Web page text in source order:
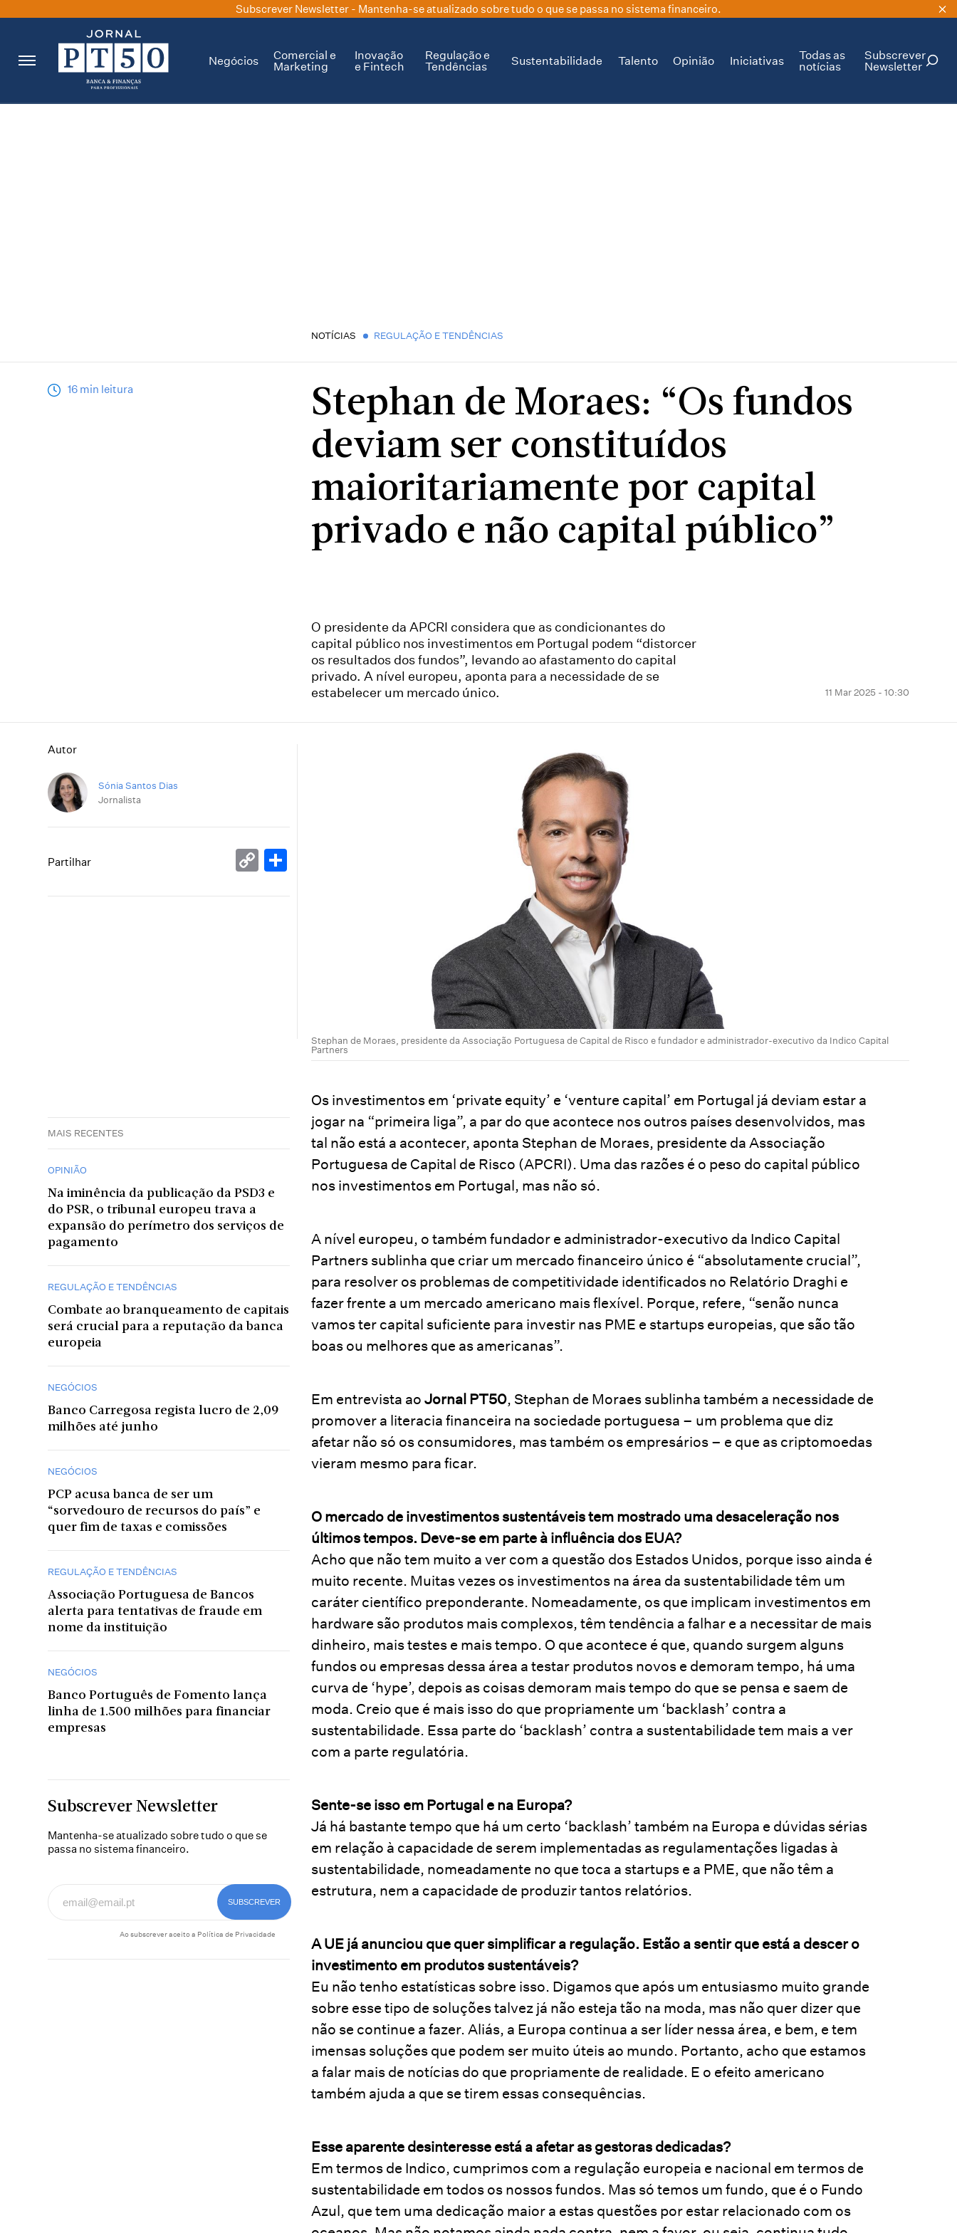
Subscrever Newsletter - Mantenha-se atualizado sobre tudo o que se passa no sistema financeiro.
Negócios
Comercial e
Marketing
Inovação
e Fintech
Regulação e
Tendências
Sustentabilidade Talento Opinião Iniciativas
Todas as
notícias
Subscrever
Newsletter
NOTÍCIAS REGULAÇÃO E TENDÊNCIAS
16 min leitura
Stephan de Moraes: “Os fundos
deviam ser constituídos
maioritariamente por capital
privado e não capital público”
O presidente da APCRI considera que as condicionantes do
capital público nos investimentos em Portugal podem “distorcer
os resultados dos fundos”, levando ao afastamento do capital
privado. A nível europeu, aponta para a necessidade de se
estabelecer um mercado único.
11 Mar 2025 - 10:30
Autor
Sónia Santos Dias
Jornalista
Partilhar
Copy
MAIS RECENTES
OPINIÃO
Na iminência da publicação da PSD3 e
do PSR, o tribunal europeu trava a
expansão do perímetro dos serviços de
pagamento
REGULAÇÃO E TENDÊNCIAS
Combate ao branqueamento de capitais
será crucial para a reputação da banca
europeia
NEGÓCIOS
Banco Carregosa regista lucro de 2,09
milhões até junho
NEGÓCIOS
PCP acusa banca de ser um
“sorvedouro de recursos do país” e
quer fim de taxas e comissões
REGULAÇÃO E TENDÊNCIAS
Associação Portuguesa de Bancos
alerta para tentativas de fraude em
nome da instituição
NEGÓCIOS
Banco Português de Fomento lança
linha de 1.500 milhões para financiar
empresas
Subscrever Newsletter
Mantenha-se atualizado sobre tudo o que se
passa no sistema financeiro.
Ao subscrever aceito a Política de Privacidade
Stephan de Moraes, presidente da Associação Portuguesa de Capital de Risco e fundador e administrador-executivo da Indico Capital
Partners
Os investimentos em ‘private equity’ e ‘venture capital’ em Portugal já deviam estar a
jogar na “primeira liga”, a par do que acontece nos outros países desenvolvidos, mas
tal não está a acontecer, aponta Stephan de Moraes, presidente da Associação
Portuguesa de Capital de Risco (APCRI). Uma das razões é o peso do capital público
nos investimentos em Portugal, mas não só.
A nível europeu, o também fundador e administrador-executivo da Indico Capital
Partners sublinha que criar um mercado financeiro único é “absolutamente crucial”,
para resolver os problemas de competitividade identificados no Relatório Draghi e
fazer frente a um mercado americano mais flexível. Porque, refere, “senão nunca
vamos ter capital suficiente para investir nas PME e startups europeias, que são tão
boas ou melhores que as americanas”.
Em entrevista aoJornal PT50, Stephan de Moraes sublinha também a necessidade de
promover a literacia financeira na sociedade portuguesa – um problema que diz
afetar não só os consumidores, mas também os empresários – e que as criptomoedas
vieram mesmo para ficar.
O mercado de investimentos sustentáveis tem mostrado uma desaceleração nos
últimos tempos. Deve-se em parte à influência dos EUA?
Acho que não tem muito a ver com a questão dos Estados Unidos, porque isso ainda é
muito recente. Muitas vezes os investimentos na área da sustentabilidade têm um
caráter científico preponderante. Nomeadamente, os que implicam investimentos em
hardware são produtos mais complexos, têm tendência a falhar e a necessitar de mais
dinheiro, mais testes e mais tempo. O que acontece é que, quando surgem alguns
fundos ou empresas dessa área a testar produtos novos e demoram tempo, há uma
curva de ‘hype’, depois as coisas demoram mais tempo do que se pensa e saem de
moda. Creio que é mais isso do que propriamente um ‘backlash’ contra a
sustentabilidade. Essa parte do ‘backlash’ contra a sustentabilidade tem mais a ver
com a parte regulatória.
Sente-se isso em Portugal e na Europa?
Já há bastante tempo que há um certo ‘backlash’ também na Europa e dúvidas sérias
em relação à capacidade de serem implementadas as regulamentações ligadas à
sustentabilidade, nomeadamente no que toca a startups e a PME, que não têm a
estrutura, nem a capacidade de produzir tantos relatórios.
A UE já anunciou que quer simplificar a regulação. Estão a sentir que está a descer o
investimento em produtos sustentáveis?
Eu não tenho estatísticas sobre isso. Digamos que após um entusiasmo muito grande
sobre esse tipo de soluções talvez já não esteja tão na moda, mas não quer dizer que
não se continue a fazer. Aliás, a Europa continua a ser líder nessa área, e bem, e tem
imensas soluções que podem ser muito úteis ao mundo. Portanto, acho que estamos
a falar mais de notícias do que propriamente de realidade. E o efeito americano
também ajuda a que se tirem essas consequências.
Esse aparente desinteresse está a afetar as gestoras dedicadas?
Em termos de Indico, cumprimos com a regulação europeia e nacional em termos de
sustentabilidade em todos os nossos fundos. Mas só temos um fundo, que é o Fundo
Azul, que tem uma dedicação maior a estas questões por estar relacionado com os